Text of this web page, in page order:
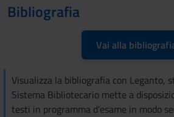
Bibliografia
Vai alla
Visualizza la bibliografia con Leganto,
Sistema Bibliotecario mette a
testi in programma d'esame in modo